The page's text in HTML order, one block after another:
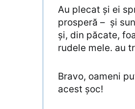
Au plecat și ei
prosperă – și
și, din păcate,
rudele mele. au
Bravo, oameni
acest șoc!